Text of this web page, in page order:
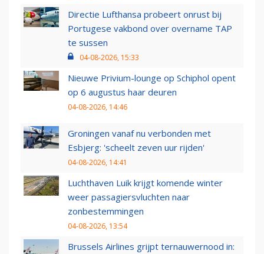
Directie Lufthansa probeert onrust bij
Portugese vakbond over overname TAP
te sussen
04-08-2026, 15:33
Nieuwe Privium-lounge op Schiphol opent
op 6 augustus haar deuren
04-08-2026, 14:46
Groningen vanaf nu verbonden met
Esbjerg: 'scheelt zeven uur rijden'
04-08-2026, 14:41
Luchthaven Luik krijgt komende winter
weer passagiersvluchten naar
zonbestemmingen
04-08-2026, 13:54
Brussels Airlines grijpt ternauwernood in: